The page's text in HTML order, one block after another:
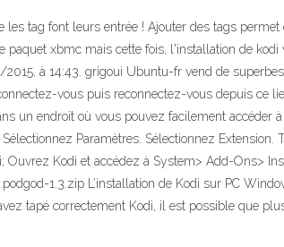
tag font leurs entrée ! Ajouter des tags permet
xbmc mais cette fois, l'installation de kodi
à 14:43. grigoui Ubuntu-fr vend de
vous puis reconnectez-vous depuis ce
un endroit où vous pouvez facilement accéder à
Paramètres. Sélectionnez Extension.
Ouvrez Kodi et accédez à System> Add-Ons>
1.3.zip L’installation de Kodi sur PC
tapé correctement Kodi, il est possible que